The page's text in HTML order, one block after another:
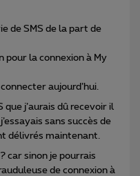
de SMS de la part de
pour la connexion à My
aujourd’hui.
que j’aurais dû recevoir il
sans succès de
délivrés maintenant.
car sinon je pourrais
de connexion à